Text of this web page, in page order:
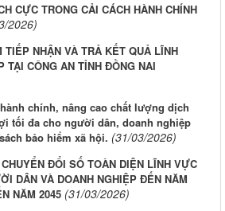
CỰC TRONG CẢI CÁCH HÀNH CHÍNH
2026)
NHẬN VÀ TRẢ KẾT QUẢ LĨNH
TẠI CÔNG AN TỈNH ĐỒNG NAI
chính, nâng cao chất lượng dịch
tối đa cho người dân, doanh nghiệp
bảo hiểm xã hội. (31/03/2026)
ĐỔI SỐ TOÀN DIỆN LĨNH VỰC
DÂN VÀ DOANH NGHIỆP ĐẾN NĂM
NĂM 2045 (31/03/2026)